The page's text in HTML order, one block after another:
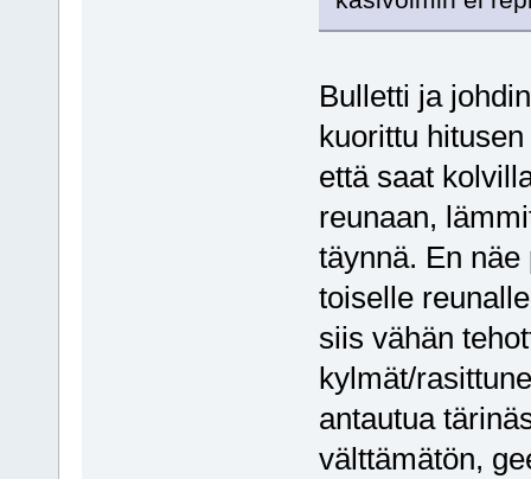
Bulletti ja
kuorittu
että saat
reunaan,
täynnä. En
toiselle
siis vähän
kylmät/
antautua
välttämätön,